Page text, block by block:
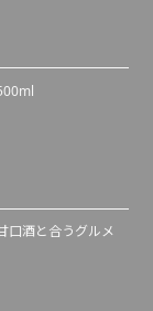
口酒と合うグルメ